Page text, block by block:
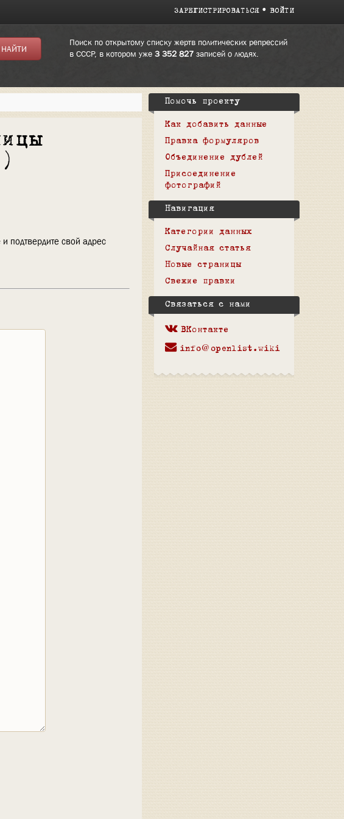
ЗАРЕГИСТРИРОВАТЬСЯ ВОЙТИ
Поиск по открытому списку жертв политических репрессий
в СССР, в котором уже 3 352 827записей о людях.
подтвердите свой адрес
Помочь проекту
Как добавить данные
Правка формуляров
Объединение дублей
Присоединение
фотографий
Навигация
Категории данных
Случайная статья
Новые страницы
Свежие правки
Связаться с нами
ВКонтакте
info@openlist.wiki